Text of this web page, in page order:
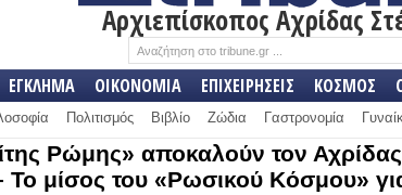
Αρχιεπίσκοπος Αχρίδας
ΕΓΚΛΗΜΑ ΟΙΚΟΝΟΜΙΑ ΕΠΙΧΕΙΡΗΣΕΙΣ ΚΟΣΜΟΣ
Πολιτισμός Βιβλίο Ζώδια Γαστρονομία
Ρώμης» αποκαλούν τον Αχρίδας
μίσος του «Ρωσικού Κόσμου»